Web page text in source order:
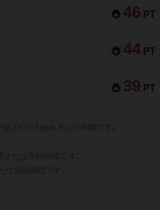
46 PT
44 PT
39 PT